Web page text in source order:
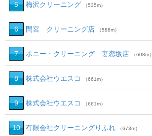
5 梅沢クリーニング （535m）
6 間宮 クリーニング店 （588m）
7 ポニー・クリーニング 妻恋坂店 （608m）
8 株式会社ウエスコ （661m）
9 株式会社ウエスコ （661m）
10 有限会社クリーニングりふれ （673m）